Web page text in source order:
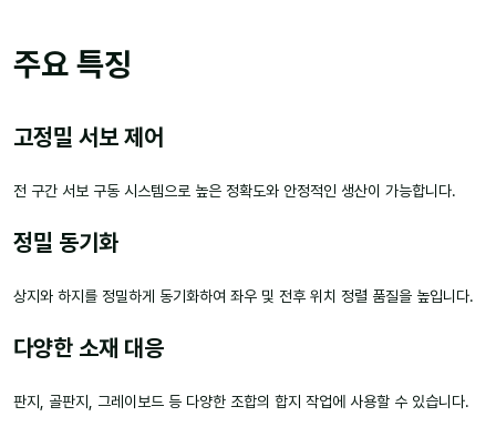
주요 특징
고정밀 서보 제어
전 구간 서보 구동 시스템으로 높은 정확도와 안정적인 생산이 가능합니다.
정밀 동기화
상지와 하지를 정밀하게 동기화하여 좌우 및 전후 위치 정렬 품질을 높입니다.
다양한 소재 대응
판지, 골판지, 그레이보드 등 다양한 조합의 합지 작업에 사용할 수 있습니다.